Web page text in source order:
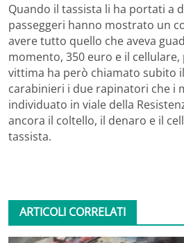
Quando il tassista li ha portati a
passeggeri hanno mostrato un
avere tutto quello che aveva
momento, 350 euro e il cellulare,
vittima ha però chiamato subito
carabinieri i due rapinatori che i
individuato in viale della
ancora il coltello, il denaro e il
tassista.
ARTICOLI CORRELATI